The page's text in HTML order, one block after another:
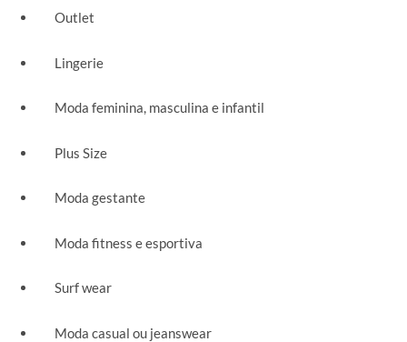
Outlet
Lingerie
Moda feminina, masculina e infantil
Plus Size
Moda gestante
Moda fitness e esportiva
Surf wear
Moda casual ou jeanswear